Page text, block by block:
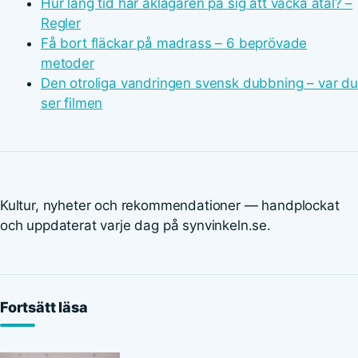
Regler
Få bort fläckar på madrass – 6 beprövade
metoder
Den otroliga vandringen svensk dubbning – var du
ser filmen
Kultur, nyheter och rekommendationer — handplockat
och uppdaterat varje dag på synvinkeln.se.
Fortsätt läsa